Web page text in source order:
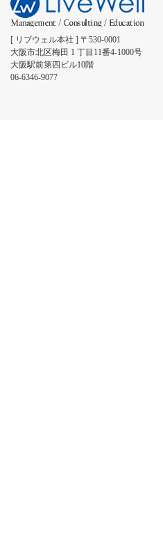
[ リブウェル本社 ] 〒530-0001
大阪市北区梅田 1 丁目11番4-1000号
大阪駅前第四ビル10階
06-6346-9077